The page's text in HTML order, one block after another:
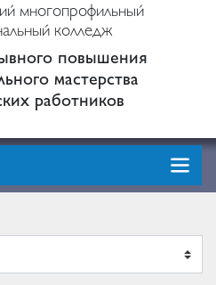
многопрофильный
колледж
повышения
мастерства
работников